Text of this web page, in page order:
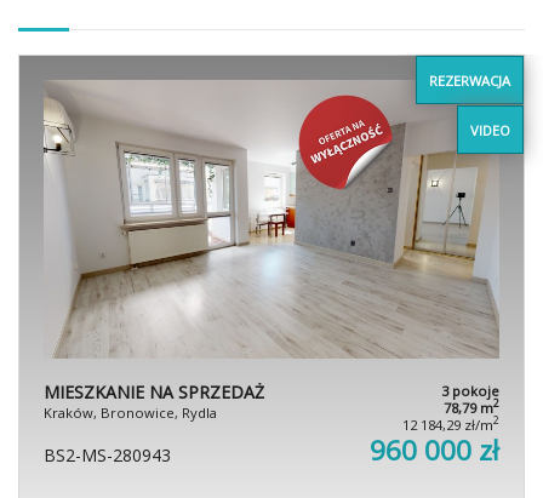
REZERWACJA
VIDEO
MIESZKANIE NA SPRZEDAŻ
Kraków, Bronowice, Rydla
3 pokoje
78,79 m2
12 184,29 zł/m2
BS2-MS-280943 960 000 zł